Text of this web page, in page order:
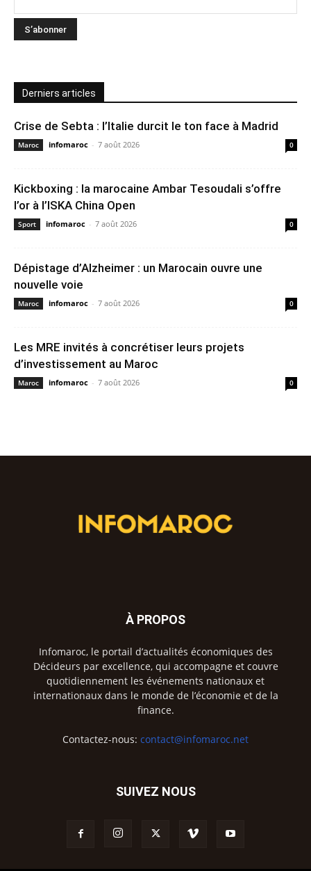
Derniers articles
Crise de Sebta : l’Italie durcit le ton face à Madrid
Maroc infomaroc - 7 août 2026 0
Kickboxing : la marocaine Ambar Tesoudali s’offre
l’or à l’ISKA China Open
Sport infomaroc - 7 août 2026 0
Dépistage d’Alzheimer : un Marocain ouvre une
nouvelle voie
Maroc infomaroc - 7 août 2026 0
Les MRE invités à concrétiser leurs projets
d’investissement au Maroc
Maroc infomaroc - 7 août 2026 0
À PROPOS
Infomaroc, le portail d’actualités économiques des
Décideurs par excellence, qui accompagne et couvre
quotidiennement les événements nationaux et
internationaux dans le monde de l’économie et de la
finance.
Contactez-nous: contact@infomaroc.net
SUIVEZ NOUS